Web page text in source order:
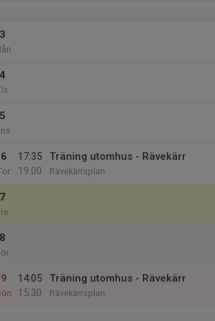
3
4
5
6
17:35
19:00
Träning utomhus - Rävekärr
Rävekärrsplan
7
8
9
14:05
15:30
Träning utomhus - Rävekärr
Rävekärrsplan